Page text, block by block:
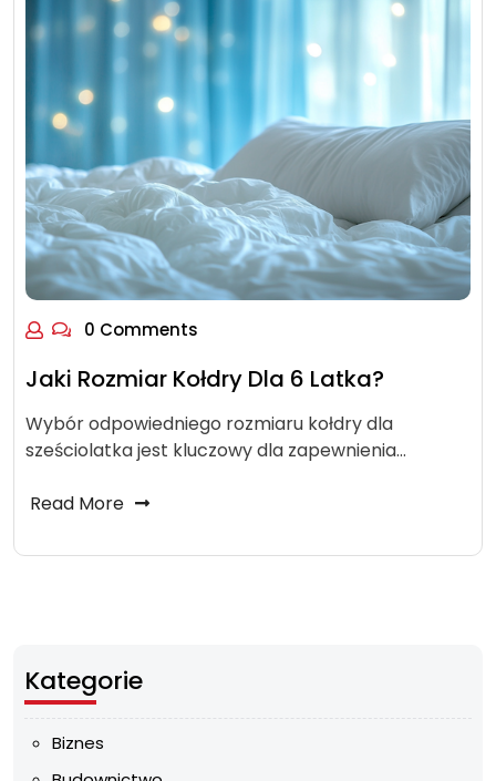
0 Comments
Jaki Rozmiar Kołdry Dla 6 Latka?
Wybór odpowiedniego rozmiaru kołdry dla
sześciolatka jest kluczowy dla zapewnienia…
Read More
Kategorie
Biznes